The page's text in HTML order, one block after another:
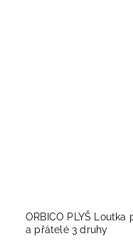
ORBICO PLYŠ
a přátelé 3 druhy